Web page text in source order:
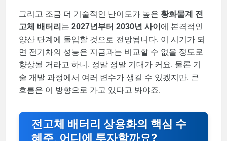
그리고 조금 더 기술적인 난이도가 높은 황화물계 전
고체 배터리 는 2027년부터 2030년 사이 에 본격적인
양산 단계에 돌입할 것으로 전망됩니다. 이 시기가 되
면 전기차의 성능은 지금과는 비교할 수 없을 정도로
향상될 거라고 하니, 정말 정말 기대가 커요. 물론 기
술 개발 과정에서 여러 변수가 생길 수 있겠지만, 큰
흐름은 이 방향으로 가고 있다고 봐야죠.
전고체 배터리 상용화의 핵심 수
혜주, 어디에 투자할까요?